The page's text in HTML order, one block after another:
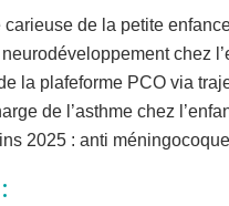
carieuse de la petite
chez
la plafeforme PCO via
de l’asthme chez
2025 : anti